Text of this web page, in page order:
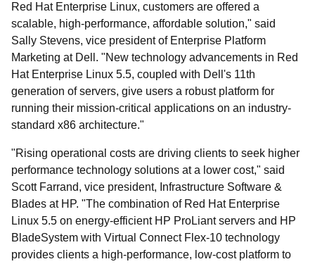
Red Hat Enterprise Linux, customers are offered a
scalable, high-performance, affordable solution," said
Sally Stevens, vice president of Enterprise Platform
Marketing at Dell. "New technology advancements in Red
Hat Enterprise Linux 5.5, coupled with Dell's 11th
generation of servers, give users a robust platform for
running their mission-critical applications on an industry-
standard x86 architecture."
"Rising operational costs are driving clients to seek higher
performance technology solutions at a lower cost," said
Scott Farrand, vice president, Infrastructure Software &
Blades at HP. "The combination of Red Hat Enterprise
Linux 5.5 on energy-efficient HP ProLiant servers and HP
BladeSystem with Virtual Connect Flex-10 technology
provides clients a high-performance, low-cost platform to